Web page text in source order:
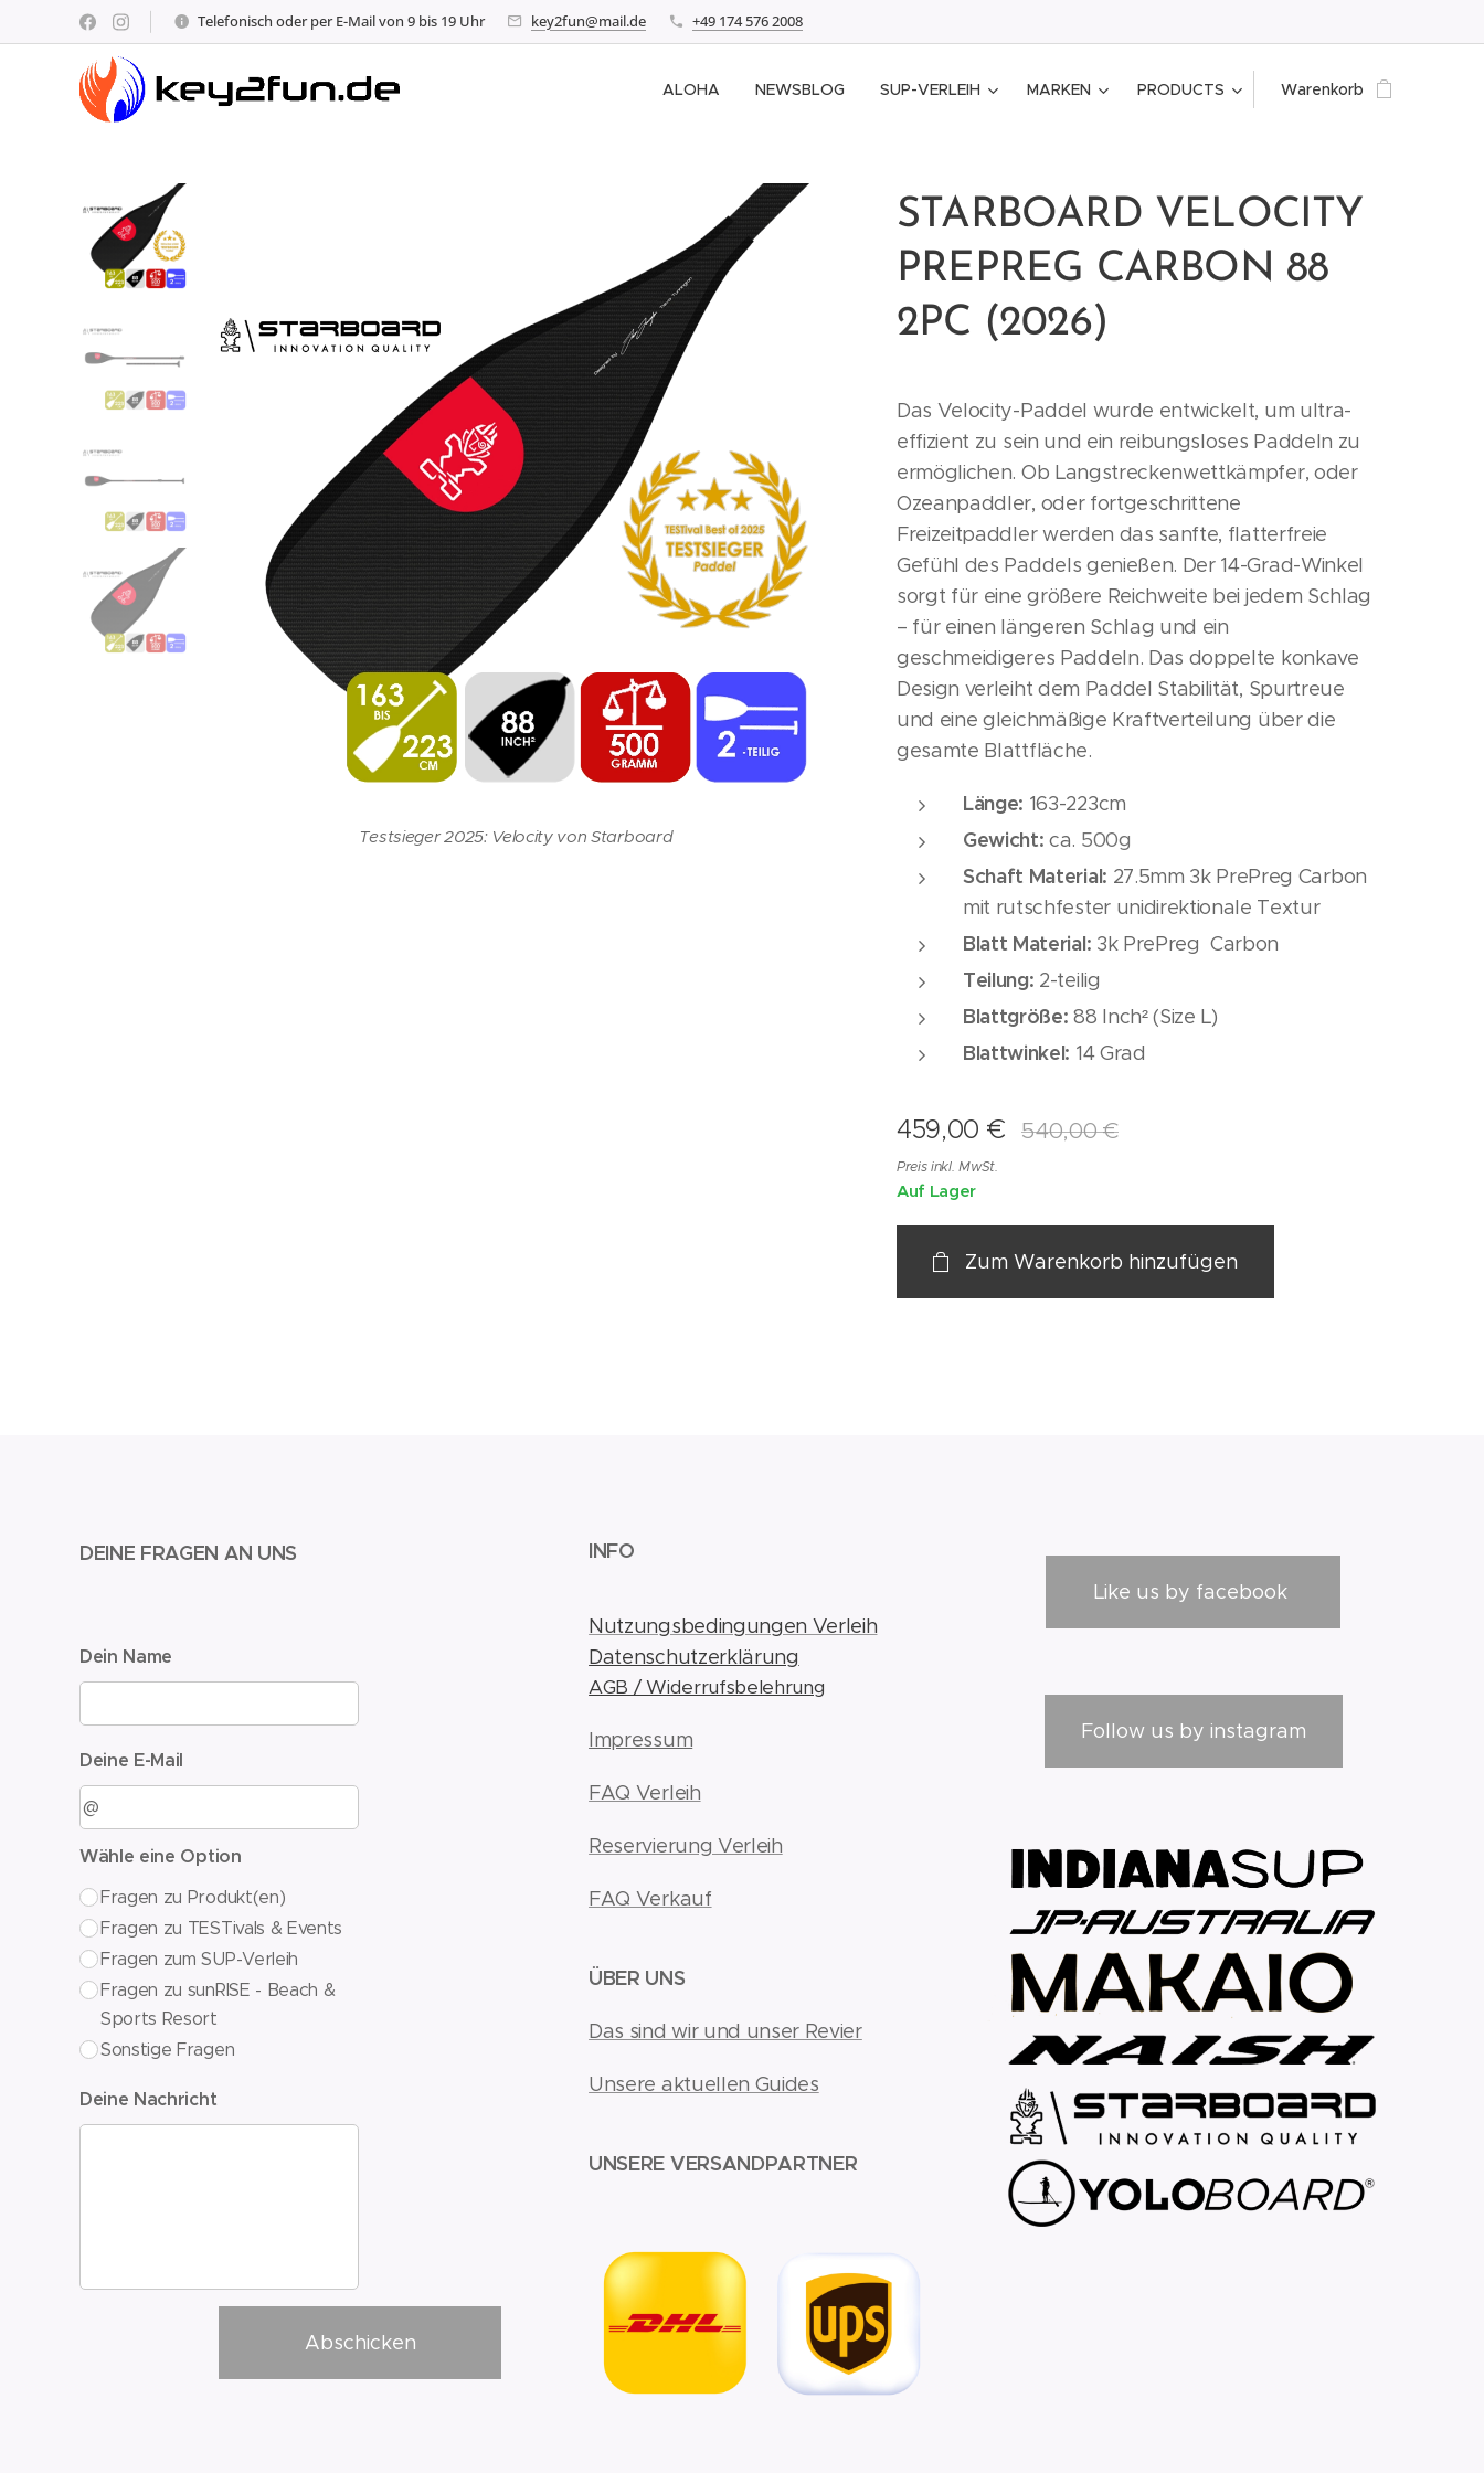
Telefonisch oder per E-Mail von 9 bis 19 Uhr key2fun@mail.de +49 174 576 2008
ALOHA NEWSBLOG SUP-VERLEIH MARKEN PRODUCTS Warenkorb
STARBOARD VELOCITY
PREPREG CARBON 88
2PC (2026)
Testsieger 2025: Velocity von Starboard
Variabel dank 2 Teilung
High Performance Paddel ohne Wenn und Aber
STARBOARD Velocity 88 2Pcs.
Das Velocity-Paddel wurde entwickelt, um ultra-
effizient zu sein und ein reibungsloses Paddeln zu
ermöglichen. Ob Langstreckenwettkämpfer, oder
Ozeanpaddler, oder fortgeschrittene
Freizeitpaddler werden das sanfte, flatterfreie
Gefühl des Paddels genießen. Der 14-Grad-Winkel
sorgt für eine größere Reichweite bei jedem Schlag
– für einen längeren Schlag und ein
geschmeidigeres Paddeln. Das doppelte konkave
Design verleiht dem Paddel Stabilität, Spurtreue
und eine gleichmäßige Kraftverteilung über die
gesamte Blattfläche.
Länge: 163-223cm
Gewicht: ca. 500g
Schaft Material: 27.5mm 3k PrePreg Carbon
mit rutschfester unidirektionale Textur
Blatt Material: 3k PrePreg Carbon
Teilung: 2-teilig
Blattgröße:88 Inch² (Size L)
Blattwinkel: 14 Grad
459,00 € 540,00€
Preis inkl. MwSt.
Auf Lager
Zum Warenkorb hinzufügen
DEINE FRAGEN AN UNS
Dein Name
Deine E-Mail
Wähle eine Option
Fragen zu Produkt(en)
Fragen zu TESTivals & Events
Fragen zum SUP-Verleih
Fragen zu sunRISE - Beach &
Sports Resort
Sonstige Fragen
Deine Nachricht
Abschicken
INFO
Nutzungsbedingungen Verleih
Datenschutzerklärung
AGB / Widerrufsbelehrung
Impressum
FAQ Verleih
Reservierung Verleih
FAQ Verkauf
ÜBER UNS
Das sind wir und unser Revier
Unsere aktuellen Guides
UNSERE VERSANDPARTNER
Like us by facebook
Follow us by instagram